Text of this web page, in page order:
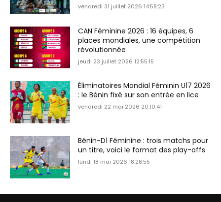
vendredi 31 juillet 2026 14:58:23
CAN Féminine 2026 : 16 équipes, 6
places mondiales, une compétition
révolutionnée
jeudi 23 juillet 2026 12:55:15
Éliminatoires Mondial Féminin U17 2026
: le Bénin fixé sur son entrée en lice
vendredi 22 mai 2026 20:10:41
Bénin-D1 Féminine : trois matchs pour
un titre, voici le format des play-offs
lundi 18 mai 2026 18:28:55